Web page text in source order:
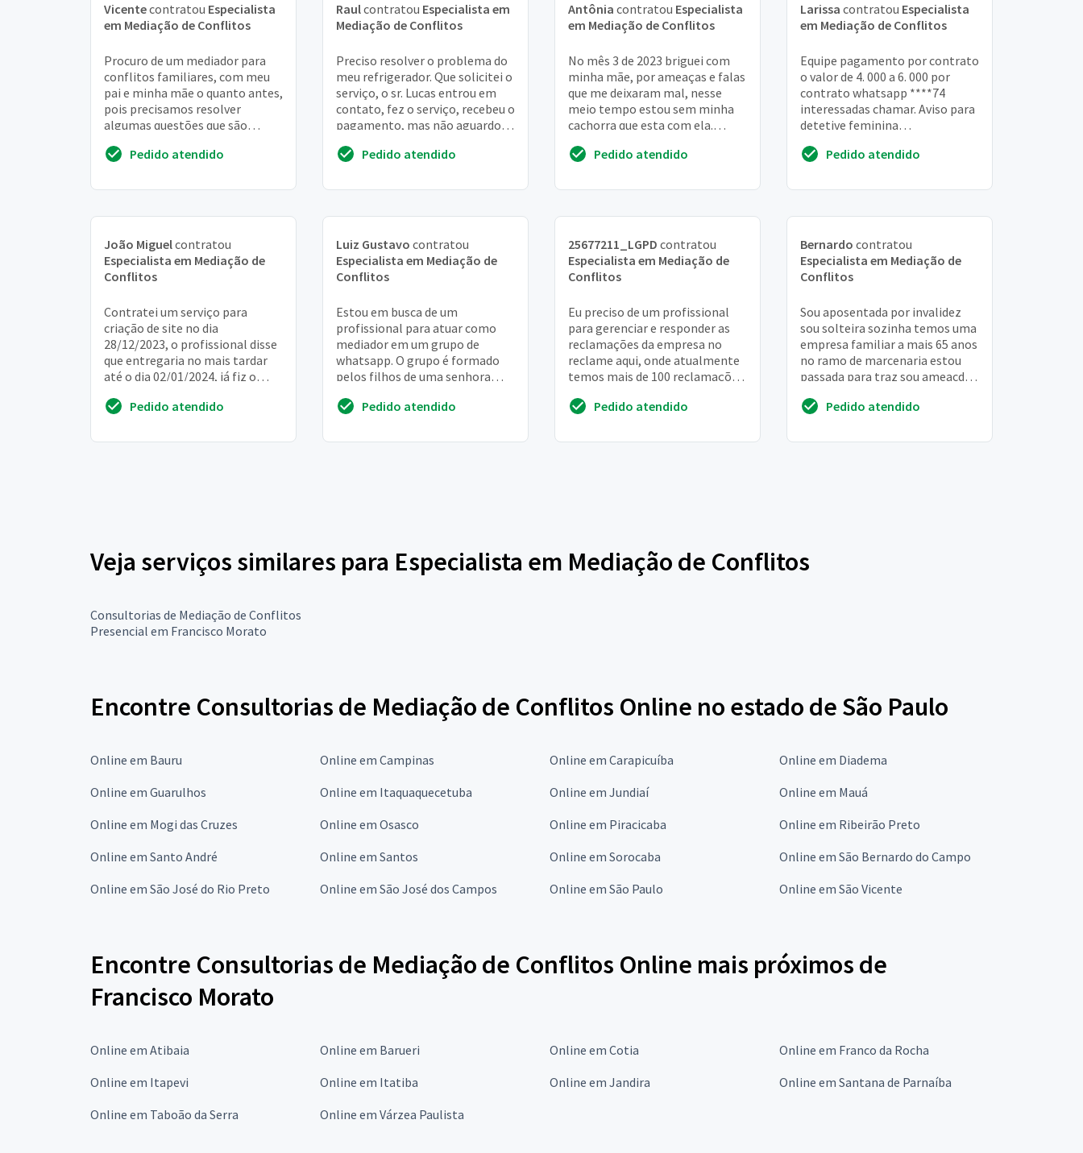
Vicentecontratou Especialista
em Mediação de Conflitos
Procuro de um mediador para
conflitos familiares, com meu
pai e minha mãe o quanto antes,
pois precisamos resolver
algumas questões que são
é possivel que ...
Pedido atendido
Raulcontratou Especialista em
Mediação de Conflitos
Preciso resolver o problema do
meu refrigerador. Que solicitei o
serviço, o sr. Lucas entrou em
contato, fez o serviço, recebeu o
pagamento, mas não aguardou
Pedido atendido
Antônia contratou Especialista
em Mediação de Conflitos
No mês 3 de 2023 briguei com
minha mãe, por ameaças e falas
que me deixaram mal, nesse
meio tempo estou sem minha
cachorra que esta com ela.
alguma forma de...
Pedido atendido
Larissa contratou Especialista
em Mediação de Conflitos
Equipe pagamento por contrato
o valor de 4. 000 a 6. 000 por
contrato whatsapp ****74
interessadas chamar. Aviso para
detetive feminina
Pedido atendido
João Miguelcontratou
Especialista em Mediação de
Conflitos
Contratei um serviço para
criação de site no dia
28/12/2023, o profissional disse
que entregaria no mais tardar
até o dia 02/01/2024, já fiz o
incompleto. Go...
Pedido atendido
Luiz Gustavo contratou
Especialista em Mediação de
Conflitos
Estou em busca de um
profissional para atuar como
mediador em um grupo de
whatsapp. O grupo é formado
pelos filhos de uma senhora
facilitar a comunicação e...
Pedido atendido
25677211_LGPD contratou
Especialista em Mediação de
Conflitos
Eu preciso de um profissional
para gerenciar e responder as
reclamações da empresa no
reclame aqui, onde atualmente
temos mais de 100 reclamações.
elimi...Pedido atendido
Bernardo contratou
Especialista em Mediação de
Conflitos
Sou aposentada por invalidez
sou solteira sozinha temos uma
empresa familiar a mais 65 anos
no ramo de marcenaria estou
passada para traz sou ameacda
diz lo...Pedido atendido
Veja serviços similares para Especialista em Mediação de Conflitos
Consultorias de Mediação de Conflitos
Presencial em Francisco Morato
Encontre Consultorias de Mediação de Conflitos Online no estado de São Paulo
Online em Bauru Online em Campinas Online em Carapicuíba
Online em Diadema
Online em Guarulhos
Online em Itaquaquecetuba Online em Jundiaí
Online em Mauá
Online em Mogi das Cruzes
Online em Osasco Online em Piracicaba
Online em Ribeirão Preto
Online em Santo André
Online em Santos Online em Sorocaba
Online em São Bernardo do Campo
Online em São José do Rio Preto
Online em São José dos Campos Online em São Paulo Online em São Vicente
Encontre Consultorias de Mediação de Conflitos Online mais próximos de
Francisco Morato
Online em Atibaia Online em Barueri Online em Cotia
Online em Franco da Rocha
Online em Itapevi
Online em Itatiba Online em Jandira
Online em Santana de Parnaíba
Online em Taboão da Serra
Online em Várzea Paulista